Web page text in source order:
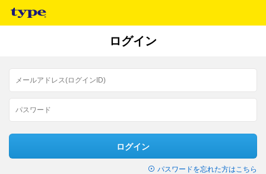
ログイン
ログイン
パスワードを忘れた方はこちら